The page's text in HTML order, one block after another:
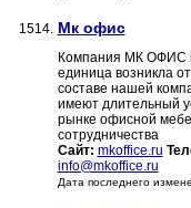
1514. Мк офис
Компания МК ОФИС
единица возникла
составе нашей
имеют длительный
рынке офисной
сотрудничества
Сайт: mkoffice.ru
info@mkoffice.ru
Дата последнего